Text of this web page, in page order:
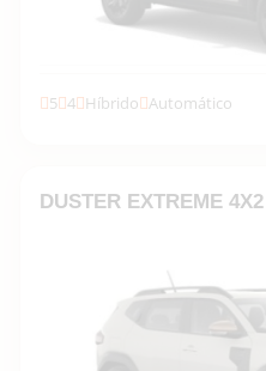
5 4 Híbrido Automático
DUSTER EXTREME